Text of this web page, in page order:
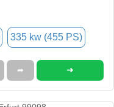
335 kw (455 PS)
➦ ➜